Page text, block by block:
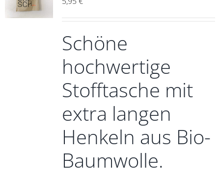
Schöne
hochwertige
Stofftasche mit
extra langen
Henkeln aus Bio-
Baumwolle.